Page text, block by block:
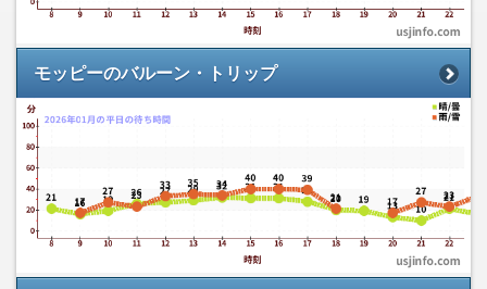
モッピーのバルーン・トリップ